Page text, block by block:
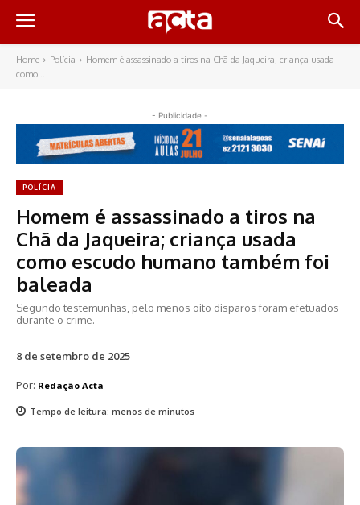
Home Polícia
Homem é assassinado a tiros na Chã da Jaqueira; criança usada
como...
- Publicidade -
POLÍCIA
Homem é assassinado a tiros na
Chã da Jaqueira; criança usada
como escudo humano também foi
baleada
Segundo testemunhas, pelo menos oito disparos foram efetuados
durante o crime.
8 de setembro de 2025
Por: Redação Acta
Tempo de leitura: menos de minutos